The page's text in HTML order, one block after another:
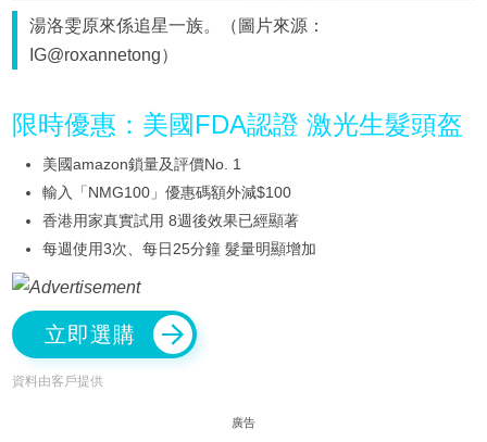
湯洛雯原來係追星一族。（圖片來源：
IG@roxannetong）
限時優惠：美國FDA認證 激光生髮頭盔
美國amazon鎖量及評價No. 1
輸入「NMG100」優惠碼額外減$100
香港用家真實試用 8週後效果已經顯著
每週使用3次、每日25分鐘 髮量明顯增加
立即選購
資料由客戶提供
廣告